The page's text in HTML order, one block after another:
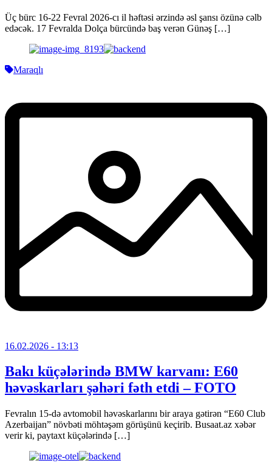
Üç bürc 16-22 Fevral 2026-cı il həftəsi ərzində əsl şansı özünə cəlb
edəcək. 17 Fevralda Dolça bürcündə baş verən Günəş […]
Maraqlı
16.02.2026 - 13:13
Bakı küçələrində BMW karvanı: E60
həvəskarları şəhəri fəth etdi – FOTO
Fevralın 15-də avtomobil həvəskarlarını bir araya gətirən “E60 Club
Azerbaijan” növbəti möhtəşəm görüşünü keçirib. Busaat.az xəbər
verir ki, paytaxt küçələrində […]